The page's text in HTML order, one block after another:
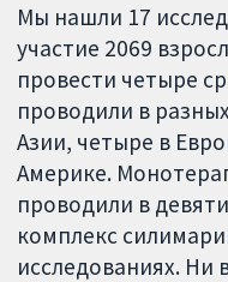
Мы нашли 17
участие 2069
провести четыре
проводили в
Азии, четыре в
Америке.
проводили в
комплекс
исследованиях. Ни